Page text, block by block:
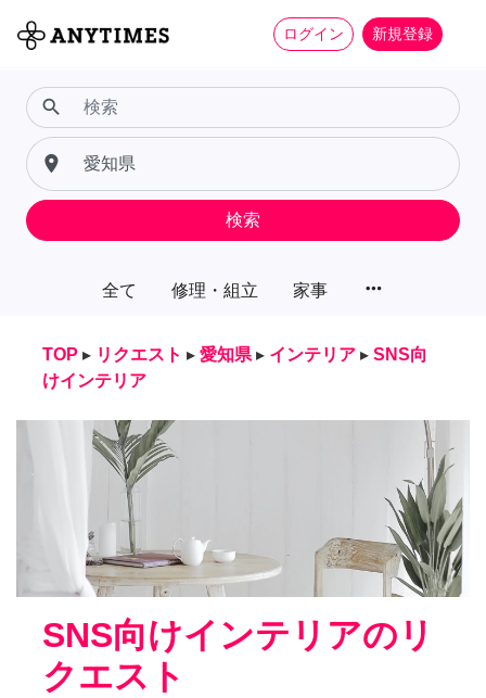
ログイン 新規登録
全て 修理・組立 家事 more_horiz
search
place
検索
TOP ▸ リクエスト ▸ 愛知県 ▸ インテリア ▸ SNS向
けインテリア
SNS向けインテリアのリ
クエスト